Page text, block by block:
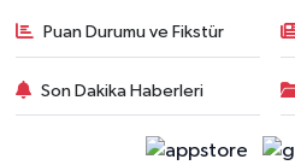
Puan Durumu ve Fikstür
Son Dakika Haberleri